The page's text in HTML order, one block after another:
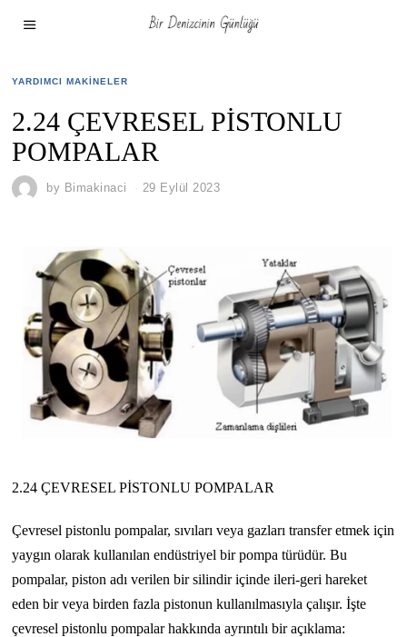
YARDIMCI MAKINELER
2.24 ÇEVRESEL PİSTONLU
POMPALAR
by Bimakinaci 29 Eylül 2023
2.24 ÇEVRESEL PİSTONLU POMPALAR
Çevresel pistonlu pompalar, sıvıları veya gazları transfer etmek için
yaygın olarak kullanılan endüstriyel bir pompa türüdür. Bu
pompalar, piston adı verilen bir silindir içinde ileri-geri hareket
eden bir veya birden fazla pistonun kullanılmasıyla çalışır. İşte
çevresel pistonlu pompalar hakkında ayrıntılı bir açıklama: